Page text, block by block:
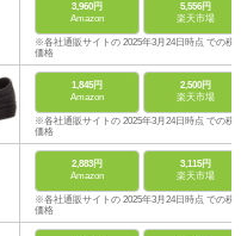
3,960円
Amazon
5,556円
楽天市場
※各社通販サイトの 2025年3月24日時点 での税
価格
1,845円
Amazon
2,500円
楽天市場
※各社通販サイトの 2025年3月24日時点 での税
価格
2,883円
Amazon
3,115円
楽天市場
※各社通販サイトの 2025年3月24日時点 での税
価格